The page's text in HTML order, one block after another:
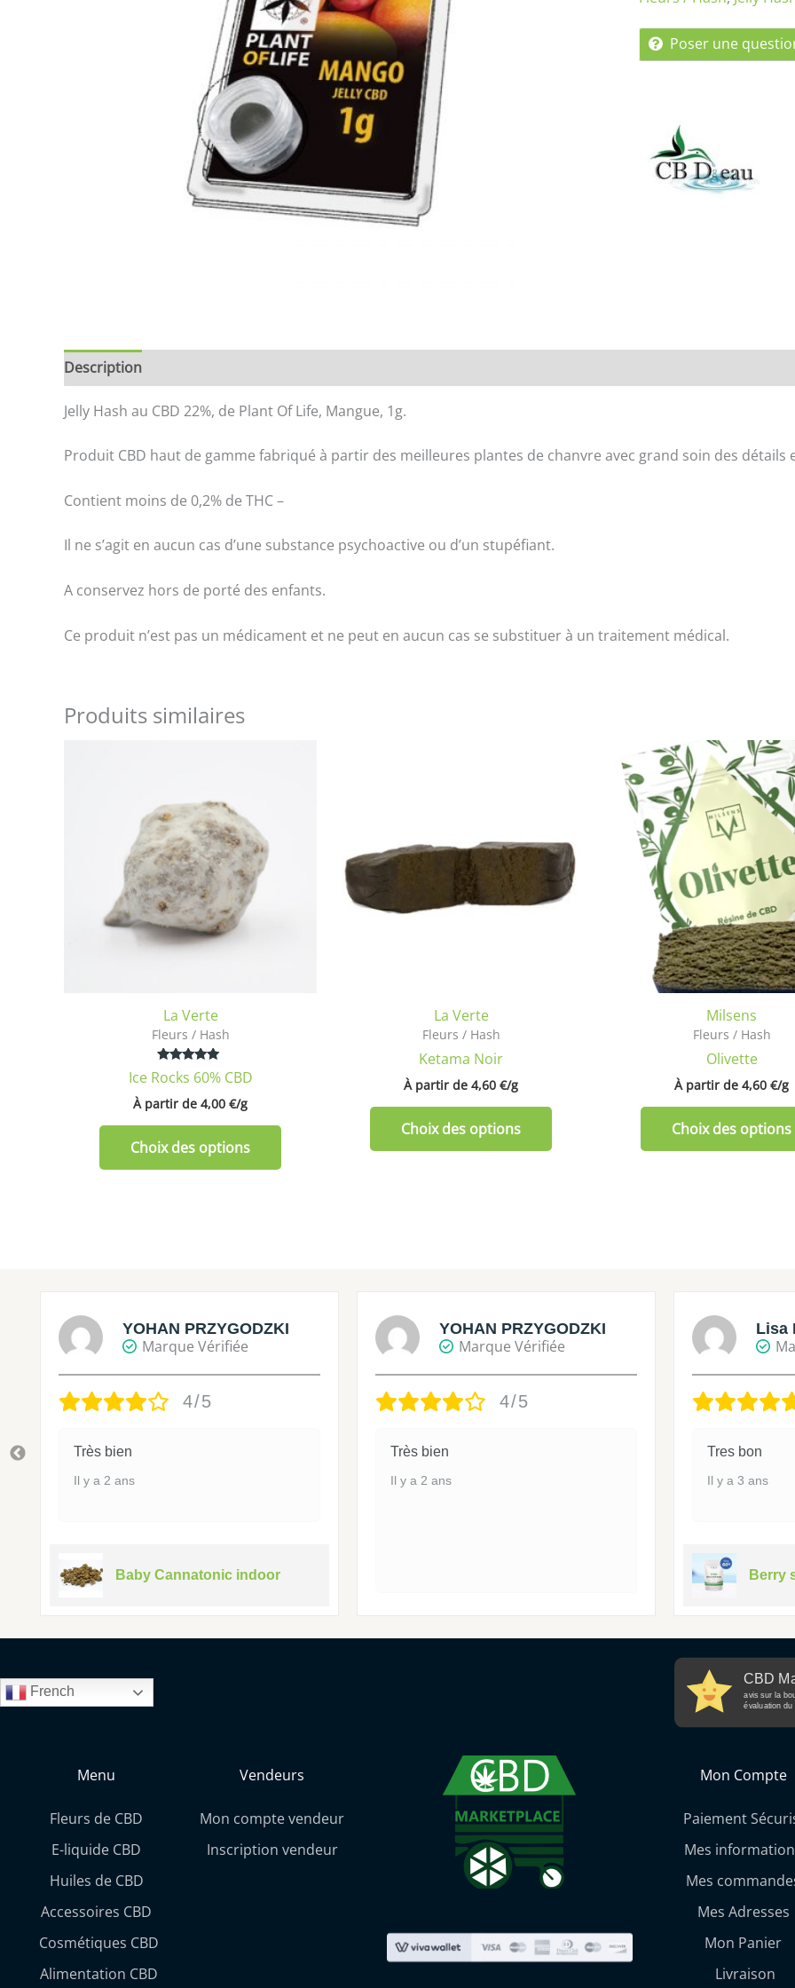
Poser une
Description
Jelly Hash au CBD 22%, de Plant Of Life, Mangue, 1g.
Produit CBD haut de gamme fabriqué à partir des meilleures plantes de chanvre avec grand soin des détails
Contient moins de 0,2% de THC –
Il ne s’agit en aucun cas d’une substance psychoactive ou d’un stupéfiant.
A conservez hors de porté des enfants.
Ce produit n’est pas un médicament et ne peut en aucun cas se substituer à un traitement médical.
Produits similaires
La Verte
Fleurs / Hash
Note
5.00
Ice Rocks 60% CBD
À partir de 4,00 €/g
Choix des options
La Verte
Fleurs / Hash
Ketama Noir
À partir de 4,60 €/g
Choix des options
variations.
Les
options
peuvent
Milsens
Fleurs / Hash
Olivette
À partir de 4,60 €/g
Choix des options
YOHAN PRZYGODZKI
Marque Vérifiée
4/5
Très bien
Il y a 2 ans
Baby Cannatonic indoor
YOHAN PRZYGODZKI
Marque Vérifiée
4/5
Très bien
Il y a 2 ans
Lisa
Tres bon
Il y a 3 ans
Berry
French
CBD
avis sur la
évaluation du
Menu
Fleurs de CBD
E-liquide CBD
Huiles de CBD
Accessoires CBD
Cosmétiques CBD
Alimentation CBD
Vendeurs
Mon compte vendeur
Inscription vendeur
Mon Compte
Paiement
Mes
Mes
Mes Adresses
Mon Panier
Livraison